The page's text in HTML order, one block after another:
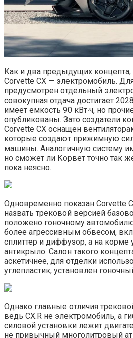
Как и два предыдущих концепта,
Corvette CX — электромобиль.
предусмотрен отдельный
совокупная отдача достигает
имеет емкость 90 кВт∙ч, но
опубликованы. Зато создатели
Corvette CX оснащен
которые создают прижимную
машины. Аналогичную систему
но сможет ли Корвет точно так
пока неясно.
Одновременно показан Corvette
назвать трековой версией
положено гоночному
более агрессивным обвесом,
сплиттер и диффузор, а на
антикрыло. Салон такого
аскетичнее, для отделки
углепластик, установлен
Однако главные отличия
ведь CX.R не электромобиль, а
силовой установки лежит
не привычный многолитровый